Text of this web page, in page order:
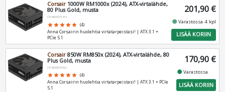
Corsair 1000W RM1000x (2024), ATX-virtalähde,
80 Plus Gold, musta
CP-9020271-EU
star star star star star (4)
Anna Corsairin huolehtia virtatarpeistasi! | ATX 3.1 +
PCIe 5.1
201,90 €
fiber_manual_recordVarastossa 4 kpl
LISÄÄ KORIIN
Corsair 850W RM850x (2024), ATX-virtalähde, 80
Plus Gold, musta
CP-9020270-EU
star star star star star (4)
Anna Corsairin huolehtia virtatarpeistasi! | ATX 3.1 + PCIe
5.1
170,90 €
fiber_manual_recordVarastossa
LISÄÄ KORIIN